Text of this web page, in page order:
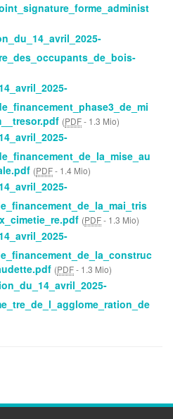
(PDF- 1.3 Mio)
(PDF- 1.4 Mio)
(PDF- 1.3 Mio)
(PDF- 1.3 Mio)